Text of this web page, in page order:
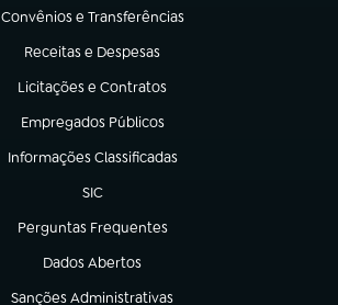
Convênios e Transferências
(abre em nova aba)
Receitas e Despesas
(abre em nova aba)
Licitações e Contratos
(abre em nova aba)
Empregados Públicos
(abre em nova aba)
Informações Classificadas
(abre em nova aba)
SIC
(abre em nova aba)
Perguntas Frequentes
(abre em nova aba)
Dados Abertos
(abre em nova aba)
Sanções Administrativas